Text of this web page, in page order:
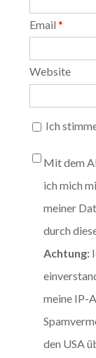
Email*
Website
Ich
Mit dem
ich mich
meiner
durch
Achtung:
meine IP-
den USA